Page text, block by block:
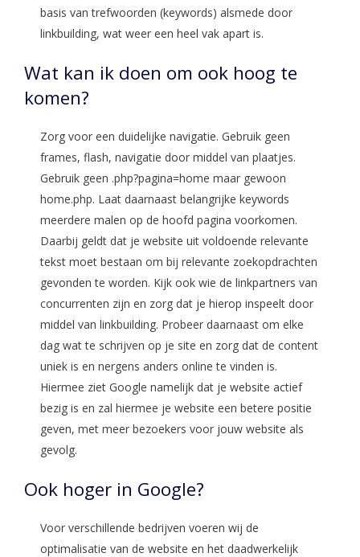
basis van trefwoorden (keywords) alsmede door
linkbuilding, wat weer een heel vak apart is.
Wat kan ik doen om ook hoog te
komen?
Zorg voor een duidelijke navigatie. Gebruik geen
frames, flash, navigatie door middel van plaatjes.
Gebruik geen .php?pagina=home maar gewoon
home.php. Laat daarnaast belangrijke keywords
meerdere malen op de hoofd pagina voorkomen.
Daarbij geldt dat je website uit voldoende relevante
tekst moet bestaan om bij relevante zoekopdrachten
gevonden te worden. Kijk ook wie de linkpartners van
concurrenten zijn en zorg dat je hierop inspeelt door
middel van linkbuilding. Probeer daarnaast om elke
dag wat te schrijven op je site en zorg dat de content
uniek is en nergens anders online te vinden is.
Hiermee ziet Google namelijk dat je website actief
bezig is en zal hiermee je website een betere positie
geven, met meer bezoekers voor jouw website als
gevolg.
Ook hoger in Google?
Voor verschillende bedrijven voeren wij de
optimalisatie van de website en het daadwerkelijk